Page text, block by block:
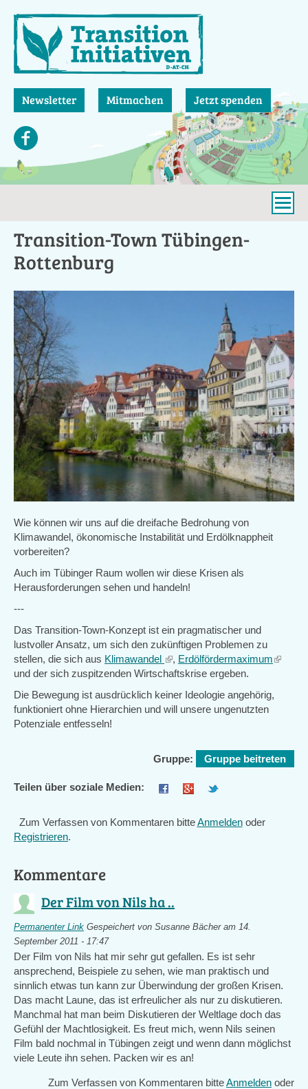
zum
Inhalt
Newsletter Mitmachen Jetzt spenden
Transition-Town Tübingen-
Rottenburg
Wie können wir uns auf die dreifache Bedrohung von
Klimawandel, ökonomische Instabilität und Erdölknappheit
vorbereiten?
Auch im Tübinger Raum wollen wir diese Krisen als
Herausforderungen sehen und handeln!
---
Das Transition-Town-Konzept ist ein pragmatischer und
lustvoller Ansatz, um sich den zukünftigen Problemen zu
stellen, die sich aus Klimawandel (link
is
, Erdölfördermaximum(link
und der sich zuspitzenden Wirtschaftskrise ergeben.
Die Bewegung ist ausdrücklich keiner Ideologie angehörig,
funktioniert ohne Hierarchien und will unsere ungenutzten
Potenziale entfesseln!
Gruppe: Gruppe beitreten
Teilen über soziale Medien:
Zum Verfassen von Kommentaren bitteAnmeldenoder
Registrieren.
Kommentare
Der Film von Nils ha ..
Permanenter Link Gespeichert von Susanne Bächeram 14.
September 2011 - 17:47
Der Film von Nils hat mir sehr gut gefallen. Es ist sehr
ansprechend, Beispiele zu sehen, wie man praktisch und
sinnlich etwas tun kann zur Überwindung der großen Krisen.
Das macht Laune, das ist erfreulicher als nur zu diskutieren.
Manchmal hat man beim Diskutieren der Weltlage doch das
Gefühl der Machtlosigkeit. Es freut mich, wenn Nils seinen
Film bald nochmal in Tübingen zeigt und wenn dann möglichst
viele Leute ihn sehen. Packen wir es an!
Zum Verfassen von Kommentaren bitteAnmelden oder